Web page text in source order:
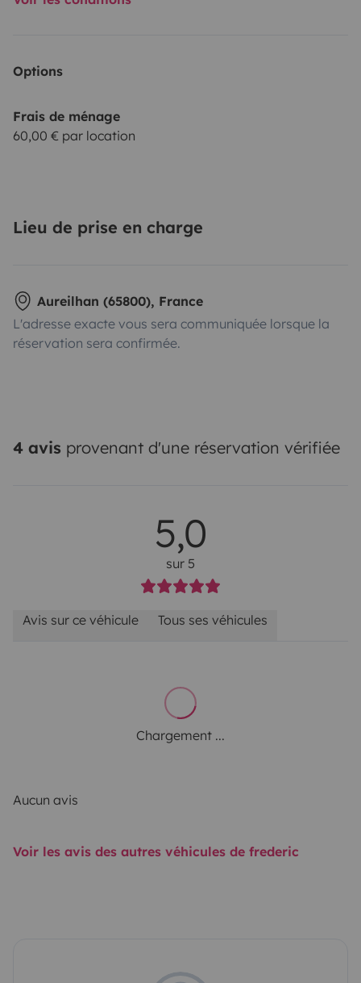
Options
Frais de ménage
60,00 € par location
Lieu de prise en charge
Aureilhan (65800), France
L'adresse exacte vous sera communiquée lorsque la
réservation sera confirmée.
4 avis provenant d'une réservation vérifiée
5,0
sur 5
Avis sur ce véhicule Tous ses véhicules
Chargement ...
Aucun avis
Voir les avis des autres véhicules de frederic